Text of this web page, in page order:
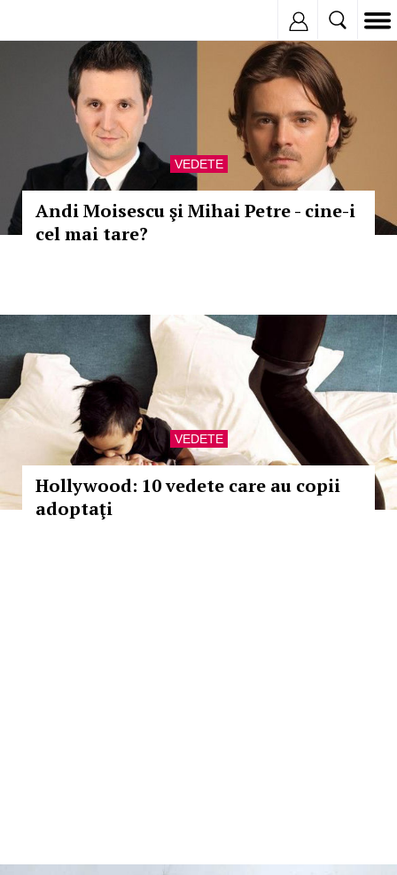
VEDETE
Andi Moisescu şi Mihai Petre - cine-i
cel mai tare?
VEDETE
Hollywood: 10 vedete care au copii
adoptaţi